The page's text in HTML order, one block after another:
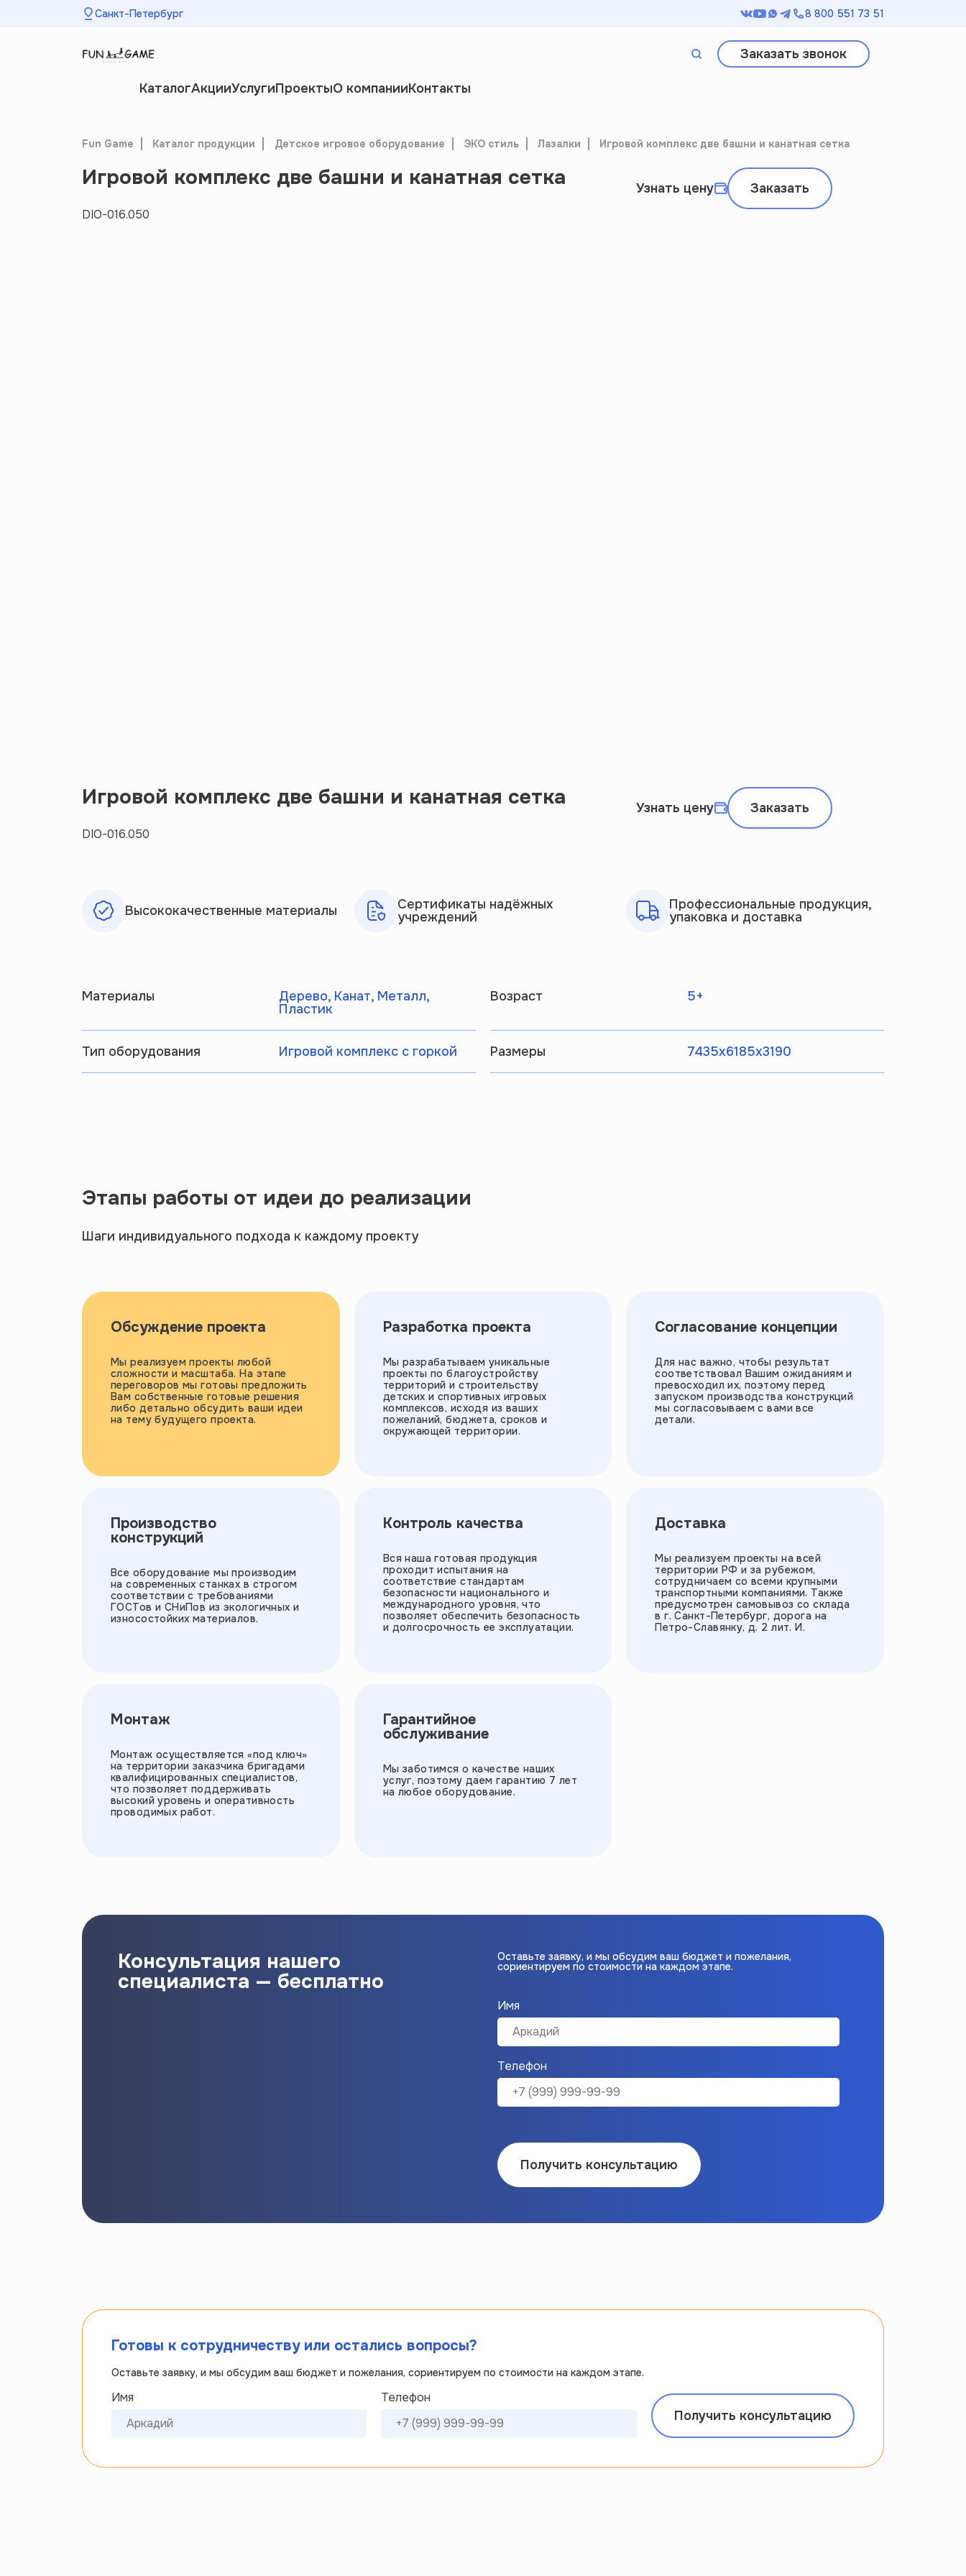
Санкт-Петербург 8 800 551 73 51
КаталогАкцииУслугиПроектыО компанииКонтакты
Поиск Заказать звонок
Fun Game Каталог продукции Детское игровое оборудование ЭКО стиль Лазалки Игровой комплекс две башни и канатная сетка
Игровой комплекс две башни и канатная сетка
DIO-016.050
Узнать цену Заказать
Игровой комплекс две башни и канатная сетка
DIO-016.050
Узнать цену Заказать
Высококачественные материалы Сертификаты надёжных
учреждений
Профессиональные продукция,
упаковка и доставка
Материалы Дерево, Канат, Металл,
Пластик
Возраст 5+
Тип оборудования Игровой комплекс с горкой Размеры 7435х6185х3190
Этапы работы от идеи до реализации
Шаги индивидуального подхода к каждому проекту
Обсуждение проекта
Мы реализуем проекты любой
сложности и масштаба. На этапе
переговоров мы готовы предложить
Вам собственные готовые решения
либо детально обсудить ваши идеи
на тему будущего проекта.
Разработка проекта
Мы разрабатываем уникальные
проекты по благоустройству
территорий и строительству
детских и спортивных игровых
комплексов, исходя из ваших
пожеланий, бюджета, сроков и
окружающей территории.
Согласование концепции
Для нас важно, чтобы результат
соответствовал Вашим ожиданиям и
превосходил их, поэтому перед
запуском производства конструкций
мы согласовываем с вами все
детали.
Производство
конструкций
Все оборудование мы производим
на современных станках в строгом
соответствии с требованиями
ГОСТов и СНиПов из экологичных и
износостойких материалов.
Контроль качества
Вся наша готовая продукция
проходит испытания на
соответствие стандартам
безопасности национального и
международного уровня, что
позволяет обеспечить безопасность
и долгосрочность ее эксплуатации.
Доставка
Мы реализуем проекты на всей
территории РФ и за рубежом,
сотрудничаем со всеми крупными
транспортными компаниями. Также
предусмотрен самовывоз со склада
в г. Санкт-Петербург, дорога на
Петро-Славянку, д. 2 лит. И.
Монтаж
Монтаж осуществляется «под ключ»
на территории заказчика бригадами
квалифицированных специалистов,
что позволяет поддерживать
высокий уровень и оперативность
проводимых работ.
Гарантийное
обслуживание
Мы заботимся о качестве наших
услуг, поэтому даем гарантию 7 лет
на любое оборудование.
Консультация нашего
специалиста — бесплатно
Оставьте заявку, и мы обсудим ваш бюджет и пожелания,
сориентируем по стоимости на каждом этапе.
Имя
Телефон
Получить консультацию
Готовы к сотрудничеству или остались вопросы?
Оставьте заявку, и мы обсудим ваш бюджет и пожелания, сориентируем по стоимости на каждом этапе.
Имя Телефон
Получить консультацию